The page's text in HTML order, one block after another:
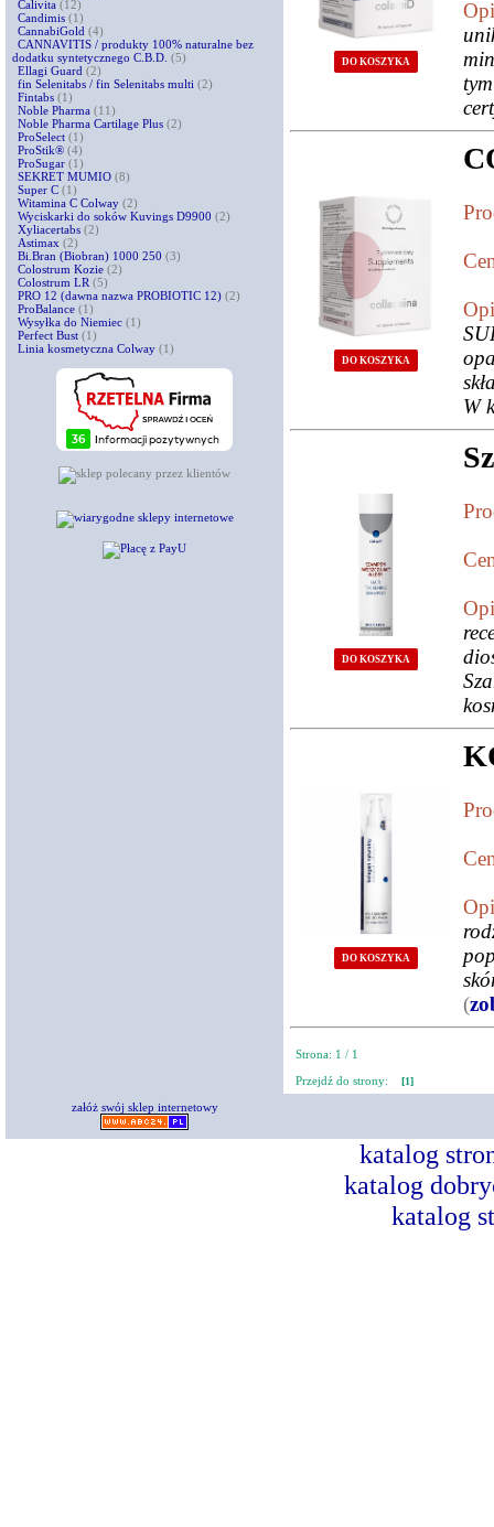
Calivita (12)
Candimis (1)
CannabiGold (4)
CANNAVITIS / produkty 100% naturalne bez
dodatku syntetycznego C.B.D. (5)
Ellagi Guard (2)
fin Selenitabs / fin Selenitabs multi (2)
Fintabs (1)
Noble Pharma (11)
Noble Pharma Cartilage Plus (2)
ProSelect (1)
ProStik® (4)
ProSugar (1)
SEKRET MUMIO (8)
Super C (1)
Witamina C Colway (2)
Wyciskarki do soków Kuvings D9900 (2)
Xyliacertabs (2)
Astimax (2)
Bi.Bran (Biobran) 1000 250 (3)
Colostrum Kozie (2)
Colostrum LR (5)
PRO 12 (dawna nazwa PROBIOTIC 12) (2)
ProBalance (1)
Wysyłka do Niemiec (1)
Perfect Bust (1)
Linia kosmetyczna Colway (1)
DO KOSZYKA
DO KOSZYKA
W
DO KOSZYKA
DO KOSZYKA
(
Strona: 1 / 1
Przejdź do strony:
[1]
załóż swój sklep internetowy
katalog
katalog
katalog